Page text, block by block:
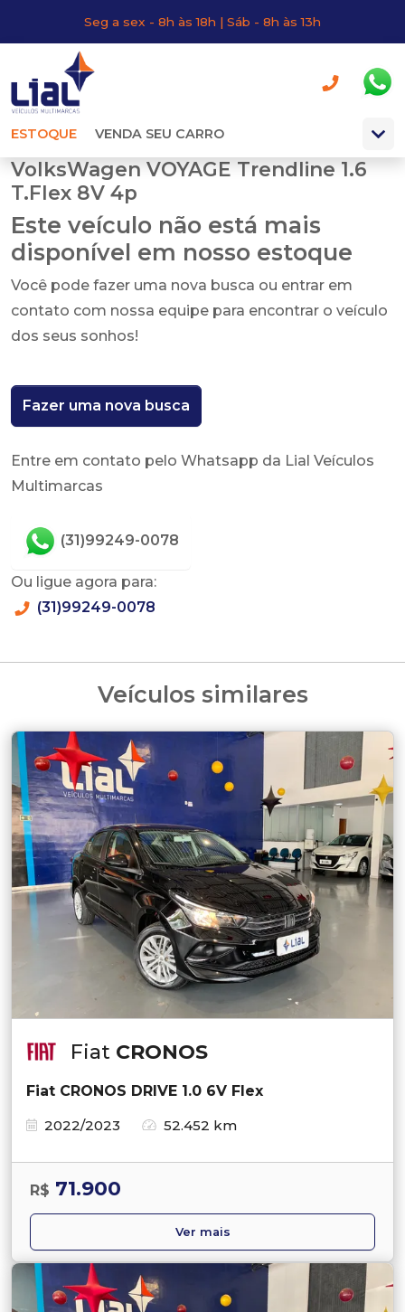
Seg a sex - 8h às 18h | Sáb - 8h às 13h
ESTOQUE VENDA SEU CARRO
VolksWagen VOYAGE Trendline 1.6
T.Flex 8V 4p
Este veículo não está mais
disponível em nosso estoque
Você pode fazer uma nova busca ou entrar em
contato com nossa equipe para encontrar o veículo
dos seus sonhos!
Fazer uma nova busca
Entre em contato pelo Whatsapp da Lial Veículos
Multimarcas
(31)99249-0078
Ou ligue agora para:
(31)99249-0078
Veículos similares
Fiat CRONOS
Fiat CRONOS DRIVE 1.0 6V Flex
2022/2023
52.452 km
R$ 71.900
Ver mais